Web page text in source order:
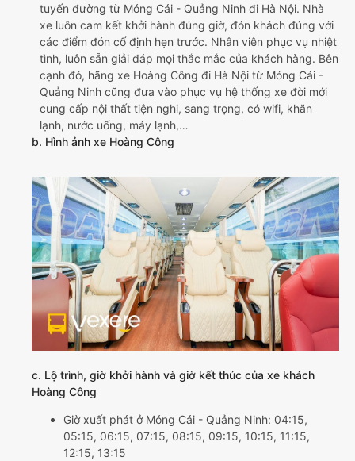
tuyến đường từ Móng Cái - Quảng Ninh đi Hà Nội. Nhà
xe luôn cam kết khởi hành đúng giờ, đón khách đúng với
các điểm đón cố định hẹn trước. Nhân viên phục vụ nhiệt
tình, luôn sẵn giải đáp mọi thắc mắc của khách hàng. Bên
cạnh đó, hãng xe Hoàng Công đi Hà Nội từ Móng Cái -
Quảng Ninh cũng đưa vào phục vụ hệ thống xe đời mới
cung cấp nội thất tiện nghi, sang trọng, có wifi, khăn
lạnh, nước uống, máy lạnh,…
b. Hình ảnh xe Hoàng Công
c. Lộ trình, giờ khởi hành và giờ kết thúc của xe khách
Hoàng Công
Giờ xuất phát ở Móng Cái - Quảng Ninh: 04:15,
05:15, 06:15, 07:15, 08:15, 09:15, 10:15, 11:15,
12:15, 13:15